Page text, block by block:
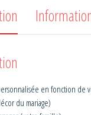
en fonction de
du mariage)